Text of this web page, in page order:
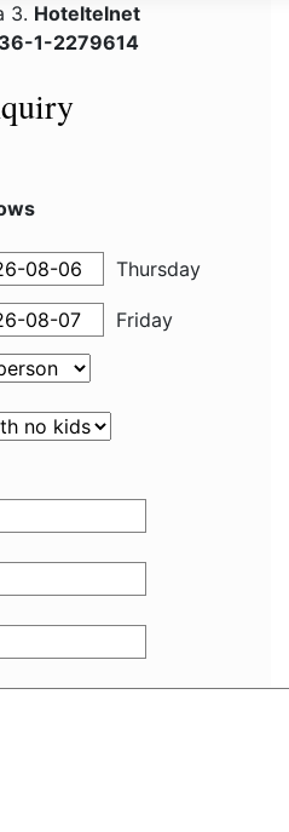
3. Hoteltelnet
1-2279614
Thursday
Friday